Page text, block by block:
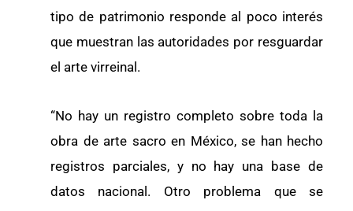
tipo de patrimonio responde al poco interés
que muestran las autoridades por resguardar
el arte virreinal.
“No hay un registro completo sobre toda la
obra de arte sacro en México, se han hecho
registros parciales, y no hay una base de
datos nacional. Otro problema que se